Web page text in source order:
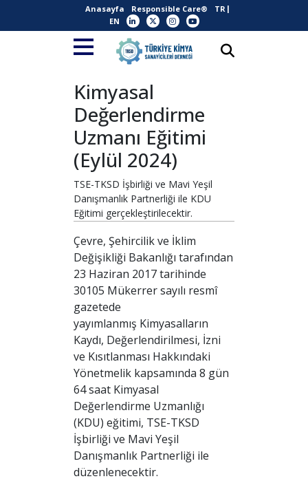
Anasayfa Responsible Care®
TR
EN
Kimyasal
Değerlendirme
Uzmanı Eğitimi
(Eylül 2024)
TSE-TKSD İşbirliği ve Mavi Yeşil
Danışmanlık Partnerliği ile KDU
Eğitimi gerçekleştirilecektir.
Çevre, Şehircilik ve İklim
Değişikliği Bakanlığı tarafından
23 Haziran 2017 tarihinde
30105 Mükerrer sayılı resmî
gazetede
yayımlanmış Kimyasalların
Kaydı, Değerlendirilmesi, İzni
ve Kısıtlanması Hakkındaki
Yönetmelik kapsamında 8 gün
64 saat Kimyasal
Değerlendirme Uzmanlığı
(KDU) eğitimi, TSE-TKSD
İşbirliği ve Mavi Yeşil
Danışmanlık Partnerliği ile
düzenlenecektir.